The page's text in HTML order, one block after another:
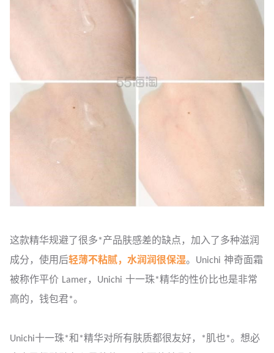
这款精华规避了很多*产品肤感差的缺点，加入了多种滋润
成分，使用后轻薄不粘腻，水润润很保湿。Unichi 神奇面霜
被称作平价 Lamer，Unichi 十一珠*精华的性价比也是非常
高的，钱包君*。
Unichi十一珠*和*精华对所有肤质都很友好，*肌也*。想必